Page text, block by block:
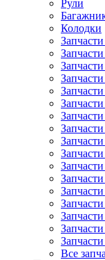
Рули
Колодки
Все